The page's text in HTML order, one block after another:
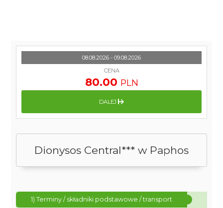
Dionysos Central*** w Paphos
1) Terminy / składniki podstawowe / transport
08.08.2026 - 09.08.2026
CENA
80.00 PLN
DALEJ